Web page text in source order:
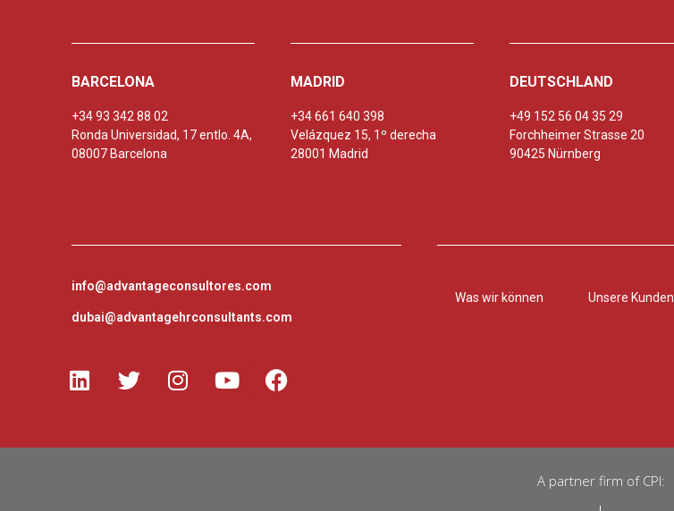
BARCELONA
+34 93 342 88 02
Ronda Universidad, 17 entlo. 4A,
08007 Barcelona
MADRID
+34 661 640 398
Velázquez 15, 1º derecha
28001 Madrid
DEUTSCHLAND
+49 152 56 04 35 29
Forchheimer Strasse 20
90425 Nürnberg
info@advantageconsultores.com
dubai@advantagehrconsultants.com
Was wir können Unsere Kunden
A partner firm of CPI: